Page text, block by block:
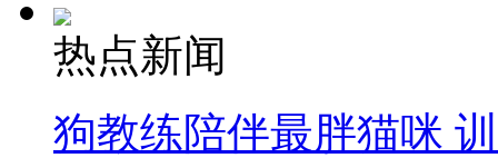
热点新闻
狗教练陪伴最胖猫咪